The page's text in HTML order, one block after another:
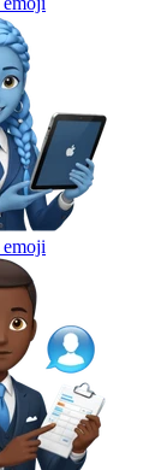
emoji